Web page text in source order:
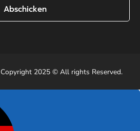
Abschicken
Copyright 2025 © All rights Reserved.